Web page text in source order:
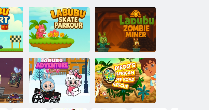
Labubu Skate
Parkour
Labubu Zombie
Miner